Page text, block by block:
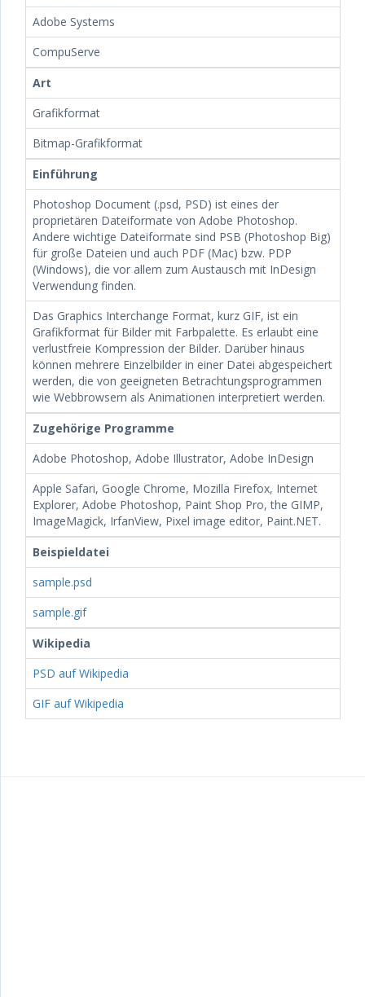
Adobe Systems
CompuServe
Art
Grafikformat
Bitmap-Grafikformat
Einführung
Photoshop Document (.psd, PSD) ist eines der
proprietären Dateiformate von Adobe Photoshop.
Andere wichtige Dateiformate sind PSB (Photoshop Big)
für große Dateien und auch PDF (Mac) bzw. PDP
(Windows), die vor allem zum Austausch mit InDesign
Verwendung finden.
Das Graphics Interchange Format, kurz GIF, ist ein
Grafikformat für Bilder mit Farbpalette. Es erlaubt eine
verlustfreie Kompression der Bilder. Darüber hinaus
können mehrere Einzelbilder in einer Datei abgespeichert
werden, die von geeigneten Betrachtungsprogrammen
wie Webbrowsern als Animationen interpretiert werden.
Zugehörige Programme
Adobe Photoshop, Adobe Illustrator, Adobe InDesign
Apple Safari, Google Chrome, Mozilla Firefox, Internet
Explorer, Adobe Photoshop, Paint Shop Pro, the GIMP,
ImageMagick, IrfanView, Pixel image editor, Paint.NET.
Beispieldatei
sample.psd
sample.gif
Wikipedia
PSD auf Wikipedia
GIF auf Wikipedia